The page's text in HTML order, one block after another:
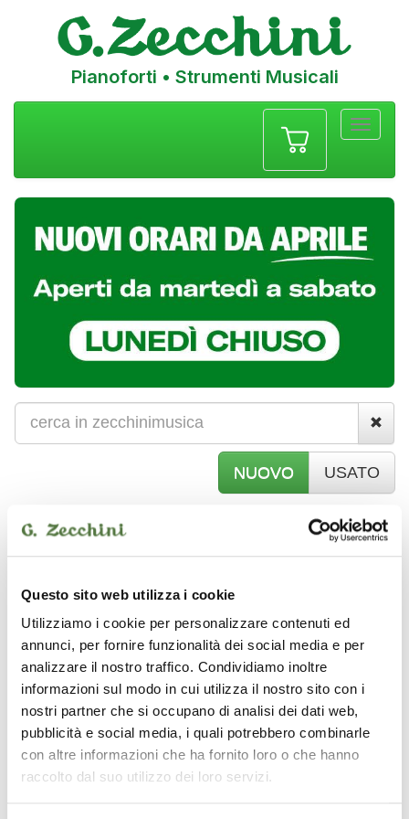
Questo sito web utilizza i cookie
Utilizziamo i cookie per personalizzare contenuti ed
annunci, per fornire funzionalità dei social media e per
analizzare il nostro traffico. Condividiamo inoltre
informazioni sul modo in cui utilizza il nostro sito con i
nostri partner che si occupano di analisi dei dati web,
pubblicità e social media, i quali potrebbero combinarle
con altre informazioni che ha fornito loro o che hanno
raccolto dal suo utilizzo dei loro servizi.
Pianoforti • Strumenti Musicali
NUOVO USATO
EKO
USATO